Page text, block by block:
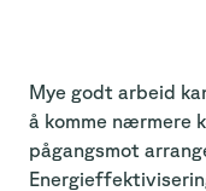
Mye godt arbeid
å komme nærmere
pågangsmot